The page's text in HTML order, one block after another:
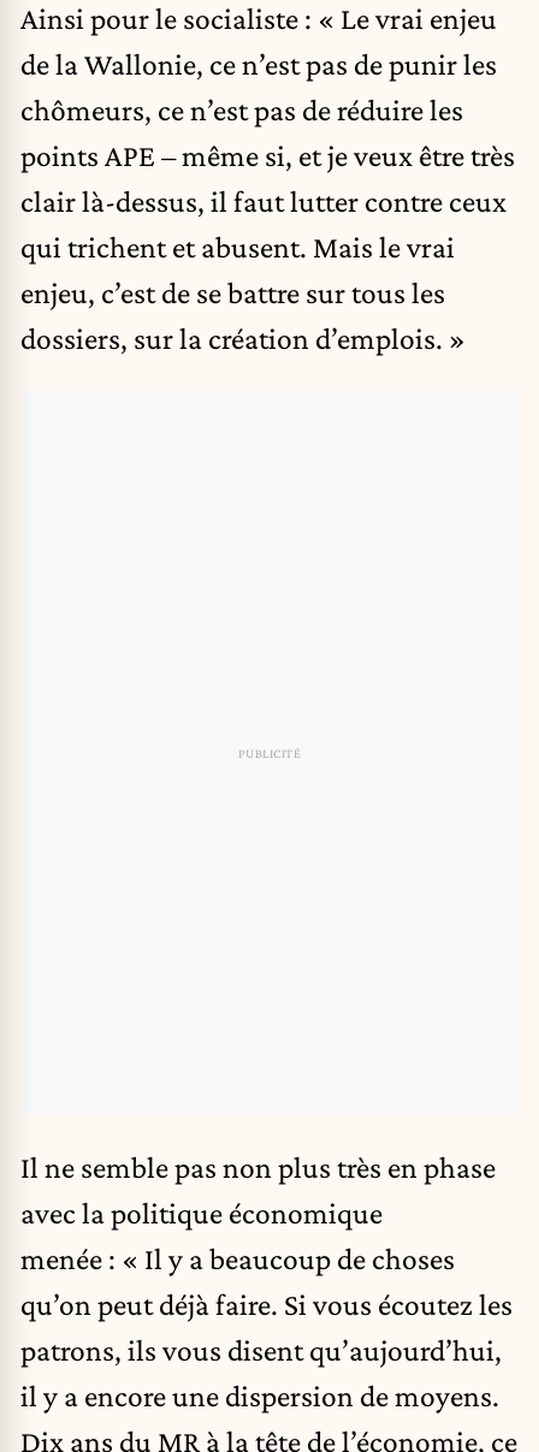
Ainsi pour le socialiste : « Le vrai enjeu
de la Wallonie, ce n’est pas de punir les
chômeurs, ce n’est pas de réduire les
points APE – même si, et je veux être très
clair là-dessus, il faut lutter contre ceux
qui trichent et abusent. Mais le vrai
enjeu, c’est de se battre sur tous les
dossiers, sur la création d’emplois. »
Il ne semble pas non plus très en phase
avec la politique économique
menée : « Il y a beaucoup de choses
qu’on peut déjà faire. Si vous écoutez les
patrons, ils vous disent qu’aujourd’hui,
il y a encore une dispersion de moyens.
Dix ans du MR à la tête de l’économie, ce